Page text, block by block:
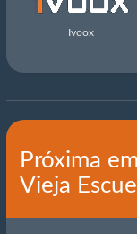
Ivoox
Próxima
Vieja